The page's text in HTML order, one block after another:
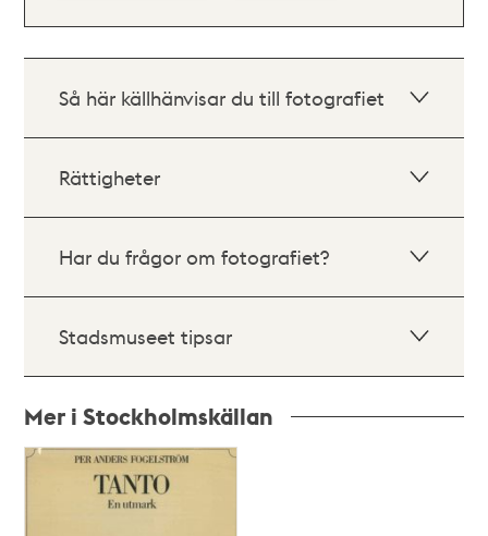
Så här källhänvisar du till fotografiet
Rättigheter
Har du frågor om fotografiet?
Stadsmuseet tipsar
Mer i Stockholmskällan
Relaterade